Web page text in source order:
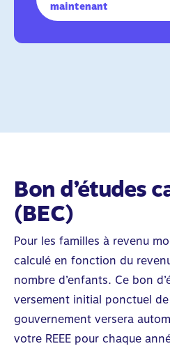
maintenant
Bon d’études
(BEC)
Pour les familles à revenu
calculé en fonction du
nombre d’enfants. Ce bon
versement initial ponctuel
gouvernement versera
votre REEE pour chaque